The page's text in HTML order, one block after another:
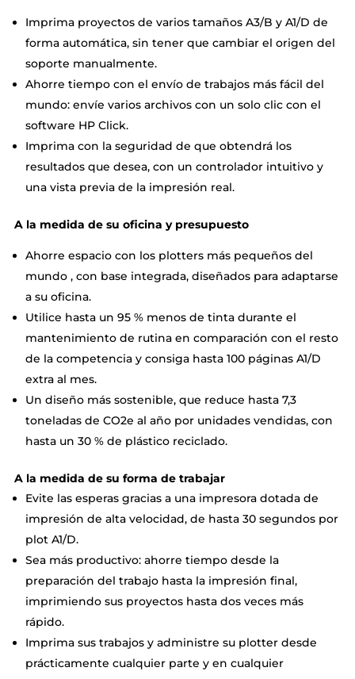
Imprima proyectos de varios tamaños A3/B y A1/D de
forma automática, sin tener que cambiar el origen del
soporte manualmente.
Ahorre tiempo con el envío de trabajos más fácil del
mundo: envíe varios archivos con un solo clic con el
software HP Click.
Imprima con la seguridad de que obtendrá los
resultados que desea, con un controlador intuitivo y
una vista previa de la impresión real.
A la medida de su oficina y presupuesto
Ahorre espacio con los plotters más pequeños del
mundo , con base integrada, diseñados para adaptarse
a su oficina.
Utilice hasta un 95 % menos de tinta durante el
mantenimiento de rutina en comparación con el resto
de la competencia y consiga hasta 100 páginas A1/D
extra al mes.
Un diseño más sostenible, que reduce hasta 7,3
toneladas de CO2e al año por unidades vendidas, con
hasta un 30 % de plástico reciclado.
A la medida de su forma de trabajar
Evite las esperas gracias a una impresora dotada de
impresión de alta velocidad, de hasta 30 segundos por
plot A1/D.
Sea más productivo: ahorre tiempo desde la
preparación del trabajo hasta la impresión final,
imprimiendo sus proyectos hasta dos veces más
rápido.
Imprima sus trabajos y administre su plotter desde
prácticamente cualquier parte y en cualquier